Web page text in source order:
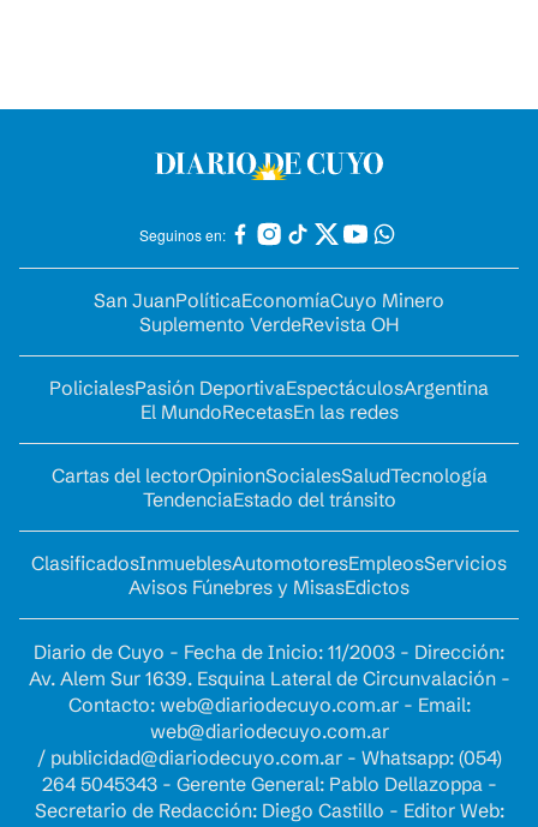
Seguinos en:
San JuanPolíticaEconomíaCuyo Minero
Suplemento VerdeRevista OH
PolicialesPasión DeportivaEspectáculosArgentina
El MundoRecetasEn las redes
Cartas del lectorOpinionSocialesSaludTecnología
TendenciaEstado del tránsito
ClasificadosInmueblesAutomotoresEmpleosServicios
Avisos Fúnebres y MisasEdictos
Diario de Cuyo - Fecha de Inicio: 11/2003 - Dirección:
Av. Alem Sur 1639. Esquina Lateral de Circunvalación -
Contacto: web@diariodecuyo.com.ar- Email:
web@diariodecuyo.com.ar
/ publicidad@diariodecuyo.com.ar- Whatsapp: (054)
264 5045343 - Gerente General: Pablo Dellazoppa -
Secretario de Redacción: Diego Castillo - Editor Web: